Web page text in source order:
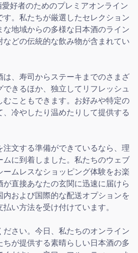
好者のためのプレミアオンライン
す。私たちが厳選したセレクション
な地域からの多様な日本酒のライン
どの伝統的な飲み物が含まれてい
は、寿司からステーキまでのさまざ
できるほか、独立してリフレッシュ
むこともできます。お好みや特定の
、冷やしたり温めたりして提供する
注文する準備ができているなら、理
ムに到着しました。私たちのウェブ
ムレスなショッピング体験をお楽
が直接あなたの玄関に迅速に届けら
および国際的な配送オプションを
い方法を受け付けています。
ださい。今日、私たちのオンライン
ちが提供する素晴らしい日本酒の多